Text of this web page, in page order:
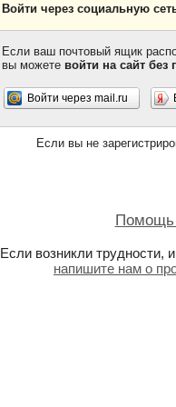
Войти через социальную
Если ваш почтовый ящик
вы можете войти на сайт без
Войти через mail.ru
Если вы не
Помощь
Если возникли
напишите нам о